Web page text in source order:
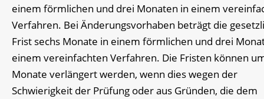
einem förmlichen und drei Monaten in einem
Verfahren. Bei Änderungsvorhaben beträgt die
Frist sechs Monate in einem förmlichen und drei
einem vereinfachten Verfahren. Die Fristen können
Monate verlängert werden, wenn dies wegen der
Schwierigkeit der Prüfung oder aus Gründen, die dem